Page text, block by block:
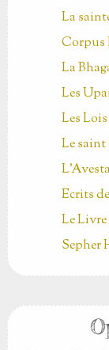
La
Corpus
La
Les
Les
Le
L'Avesta
Ecrits
Le
Sepher